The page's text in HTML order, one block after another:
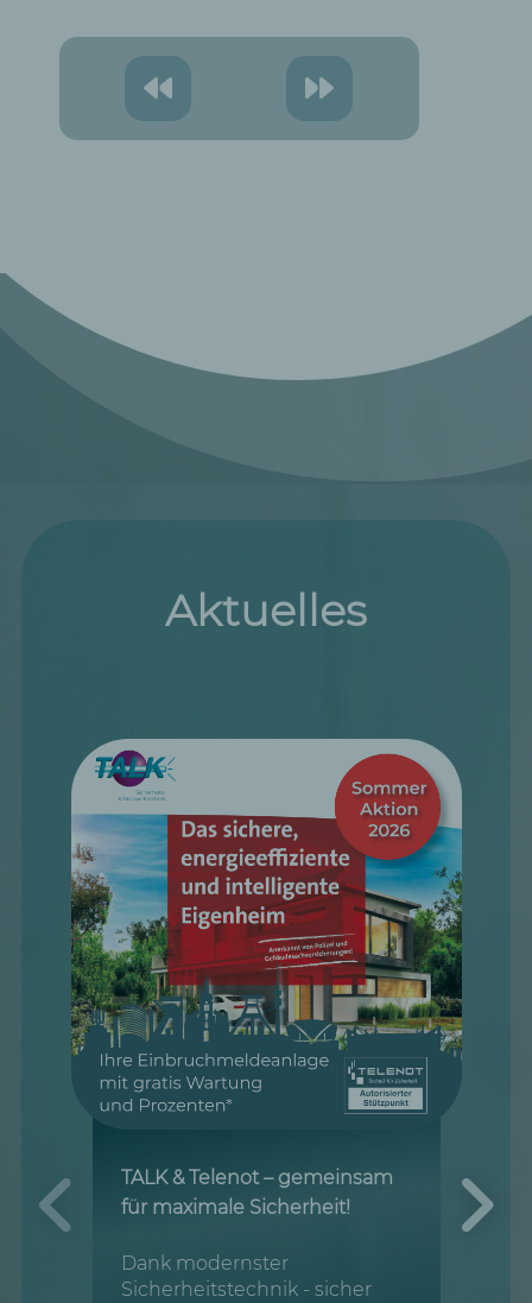
Aktuelles
TALK & Telenot – gemeinsam
für maximale Sicherheit!
Dank modernster
Sicherheitstechnik - sicher